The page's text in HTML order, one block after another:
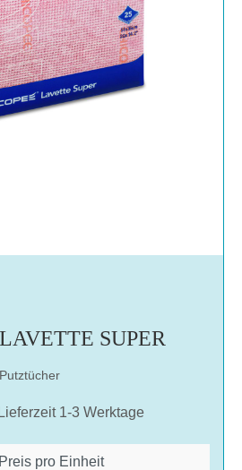
SUPER
1-3 Werktage
Preis pro Einheit